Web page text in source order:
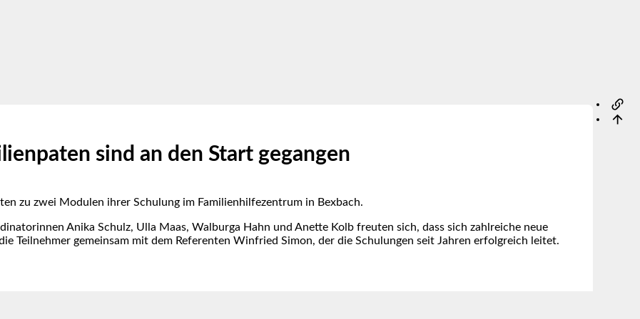
sind an den Start gegangen
zu zwei Modulen ihrer Schulung im Familienhilfezentrum in Bexbach.
Anika Schulz, Ulla Maas, Walburga Hahn und Anette Kolb freuten sich, dass sich zahlreiche neue
Teilnehmer gemeinsam mit dem Referenten Winfried Simon, der die Schulungen seit Jahren erfolgreich leitet.